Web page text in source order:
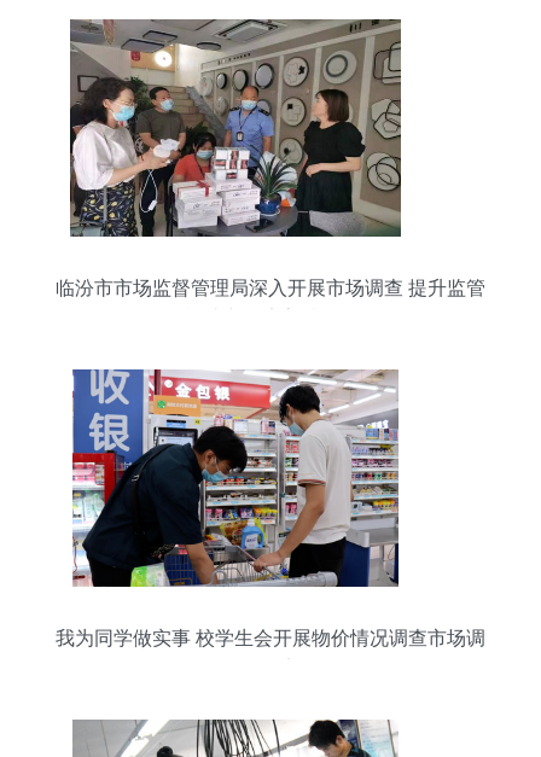
临汾市市场监督管理局深入开展市场调查 提升监管
我为同学做实事 校学生会开展物价情况调查市场调